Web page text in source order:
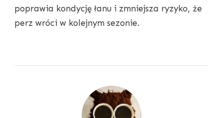
poprawia kondycję łanu i zmniejsza ryzyko, że
perz wróci w kolejnym sezonie.